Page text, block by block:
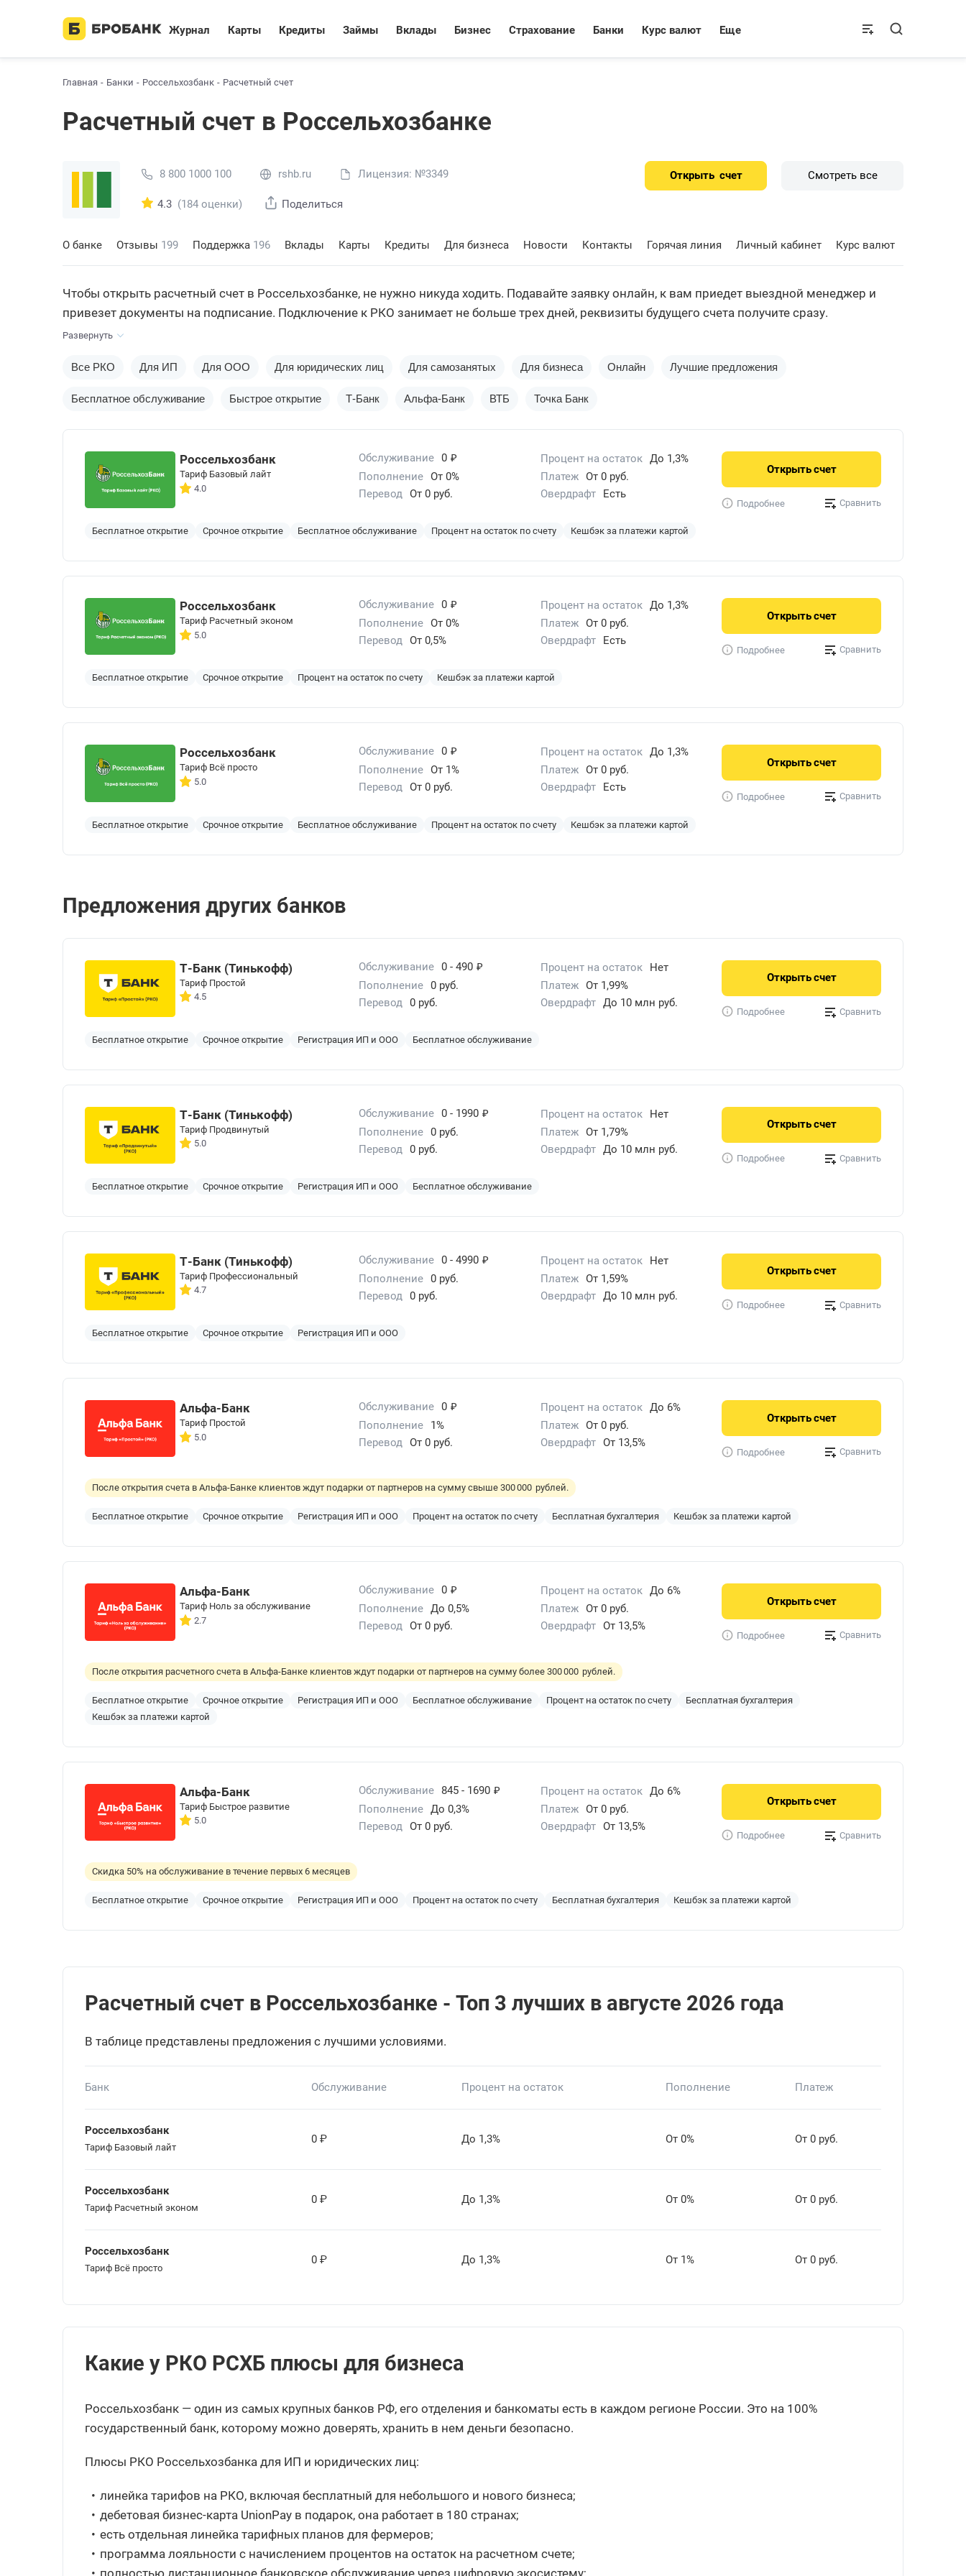
Журнал Карты Кредиты Займы Вклады Бизнес Страхование Банки Курс валют Еще
Главная Банки Россельхозбанк Расчетный счет
Расчетный счет в Россельхозбанке
8 800 1000 100 rshb.ru Лицензия: №3349
4.3 (184 оценки) Поделиться
Открыть счет Смотреть все
О банке Отзывы 199 Поддержка 196 Вклады Карты Кредиты Для бизнеса Новости Контакты Горячая линия Личный кабинет Курс валют
Чтобы открыть расчетный счет в Россельхозбанке, не нужно никуда ходить. Подавайте заявку онлайн, к вам приедет выездной менеджер и
привезет документы на подписание. Подключение к РКО занимает не больше трех дней, реквизиты будущего счета получите сразу.
Развернуть
Все РКО Для ИП Для ООО Для юридических лиц Для самозанятых Для бизнеса Онлайн Лучшие предложения
Бесплатное обслуживание Быстрое открытие Т-Банк Альфа-Банк ВТБ Точка Банк
Россельхозбанк
Тариф Базовый лайт
4.0
Обслуживание 0 ₽ Процент на остаток До 1,3%
Пополнение От 0% Платеж От 0 руб.
Перевод От 0 руб. Овердрафт Есть
Бесплатное открытие Срочное открытие Бесплатное обслуживание Процент на остаток по счету Кешбэк за платежи картой
Открытьсчет
Подробнее Сравнить
Россельхозбанк
Тариф Расчетный эконом
5.0
Обслуживание 0 ₽ Процент на остаток До 1,3%
Пополнение От 0% Платеж От 0 руб.
Перевод От 0,5% Овердрафт Есть
Бесплатное открытие Срочное открытие Процент на остаток по счету Кешбэк за платежи картой
Открытьсчет
Подробнее Сравнить
Россельхозбанк
Тариф Всё просто
5.0
Обслуживание 0 ₽ Процент на остаток До 1,3%
Пополнение От 1% Платеж От 0 руб.
Перевод От 0 руб. Овердрафт Есть
Бесплатное открытие Срочное открытие Бесплатное обслуживание Процент на остаток по счету Кешбэк за платежи картой
Открытьсчет
Подробнее Сравнить
Предложения других банков
Т-Банк (Тинькофф)
Тариф Простой
4.5
Обслуживание 0 - 490 ₽ Процент на остаток
Нет
Пополнение 0 руб. Платеж От 1,99%
Перевод
0 руб. Овердрафт До 10 млн руб.
Бесплатное открытие Срочное открытие Регистрация ИП и ООО Бесплатное обслуживание
Открытьсчет
Подробнее Сравнить
Т-Банк (Тинькофф)
Тариф Продвинутый
5.0
Обслуживание 0 - 1990 ₽ Процент на остаток
Нет
Пополнение 0 руб. Платеж От 1,79%
Перевод 0 руб. Овердрафт До 10 млн руб.
Бесплатное открытие Срочное открытие Регистрация ИП и ООО Бесплатное обслуживание
Открытьсчет
Подробнее Сравнить
Т-Банк (Тинькофф)
Тариф Профессиональный
4.7
Обслуживание 0 - 4990 ₽ Процент на остаток
Нет
Пополнение 0 руб. Платеж От 1,59%
Перевод 0 руб. Овердрафт До 10 млн руб.
Бесплатное открытие Срочное открытие Регистрация ИП и ООО
Открытьсчет
Подробнее Сравнить
Альфа-Банк
Тариф Простой
5.0
Обслуживание 0 ₽ Процент на остаток До 6%
Пополнение
1% Платеж От 0 руб.
Перевод От 0 руб. Овердрафт От 13,5%
После открытия счета в Альфа-Банке клиентов ждут подарки от партнеров на сумму свыше 300 000 рублей.
Бесплатное открытие Срочное открытие Регистрация ИП и ООО Процент на остаток по счету Бесплатная бухгалтерия Кешбэк за платежи картой
Открытьсчет
Подробнее Сравнить
Альфа-Банк
Тариф Ноль за обслуживание
2.7
Обслуживание 0 ₽ Процент на остаток До 6%
Пополнение До 0,5% Платеж От 0 руб.
Перевод От 0 руб. Овердрафт От 13,5%
После открытия расчетного счета в Альфа-Банке клиентов ждут подарки от партнеров на сумму более 300 000 рублей.
Бесплатное открытие Срочное открытие Регистрация ИП и ООО Бесплатное обслуживание Процент на остаток по счету
Бесплатная бухгалтерия
Кешбэк за платежи картой
Открытьсчет
Подробнее Сравнить
Альфа-Банк
Тариф Быстрое развитие
5.0
Обслуживание 845 - 1690 ₽ Процент на остаток
До 6%
Пополнение
До 0,3% Платеж От 0 руб.
Перевод
От 0 руб. Овердрафт От 13,5%
Скидка 50% на обслуживание в течение первых 6 месяцев
Бесплатное открытие Срочное открытие Регистрация ИП и ООО Процент на остаток по счету Бесплатная бухгалтерия Кешбэк за платежи картой
Открытьсчет
Подробнее Сравнить
Расчетный счет в Россельхозбанке - Топ 3 лучших в августе 2026 года
В таблице представлены предложения с лучшими условиями.
Банк Обслуживание Процент на остаток Пополнение Платеж
Россельхозбанк
Тариф Базовый лайт
0 ₽ До 1,3% От 0% От 0 руб.
Россельхозбанк
Тариф Расчетный эконом
0 ₽ До 1,3% От 0% От 0 руб.
Россельхозбанк
Тариф Всё просто
0 ₽ До 1,3% От 1% От 0 руб.
Какие у РКО РСХБ плюсы для бизнеса
Россельхозбанк — один из самых крупных банков РФ, его отделения и банкоматы есть в каждом регионе России. Это на 100%
государственный банк, которому можно доверять, хранить в нем деньги безопасно.
Плюсы РКО Россельхозбанка для ИП и юридических лиц:
линейка тарифов на РКО, включая бесплатный для небольшого и нового бизнеса;
дебетовая бизнес-карта UnionPay в подарок, она работает в 180 странах;
есть отдельная линейка тарифных планов для фермеров;
программа лояльности с начислением процентов на остаток на расчетном счете;
полностью дистанционное банковское обслуживание через цифровую экосистему;